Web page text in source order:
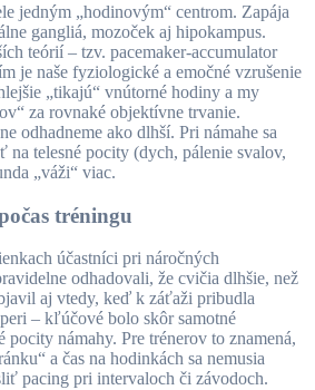
jedným „hodinovým“ centrom. Zapája
gangliá, mozoček aj hipokampus.
teórií – tzv. pacemaker-accumulator
je naše fyziologické a emočné vzrušenie
„tikajú“ vnútorné hodiny a my
za rovnaké objektívne trvanie.
odhadneme ako dlhší. Pri námahe sa
na telesné pocity (dych, pálenie svalov,
„váži“ viac.
tréningu
účastníci pri náročných
odhadovali, že cvičia dlhšie, než
aj vtedy, keď k záťaži pribudla
– kľúčové bolo skôr samotné
pocity námahy. Pre trénerov to znamená,
a čas na hodinkách sa nemusia
pacing pri intervaloch či závodoch.